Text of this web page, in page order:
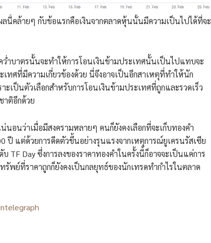
นี้คล้ายๆ กับข้อแรกคือเงินจากตลาดหุ้นนั้นมีความเป็นไปได้ที่จะ
ว่ำบาตรนั้นจะทำให้การโอนเงินข้ามประเทศนั้นเป็นไปแทบจะ
ทศที่มีความเกี่ยวข้องด้วย นี่จึงอาจเป็นอีกสาเหตุที่ทำให้นัก
เป็นตัวเลือกสำหรับการโอนเงินข้ามประเทศที่ถูกและรวดเร็ว
าติอีกด้วย
นอนว่าเมื่อมีสงครามหลายๆ คนก็ยังคงเลือกที่จะเก็บทองคำ
ปี แต่ด้วยการดีดตัวขึ้นอย่างรุนแรงจากเหตุการณ์ยูเครนรัสเซีย
TF Day ซึ่งการลงของราคาทองคำในครั้งนี้ก็อาจจะเป็นแค่การ
รัพย์ที่ราคาถูกก็ยังคงเป็นกลยุทธ์ของนักเทรดทำกำไรในตลาด